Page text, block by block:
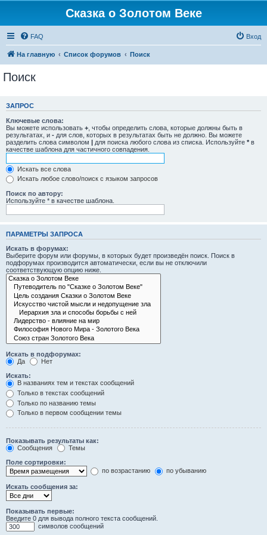
Сказка о Золотом Веке
FAQ Вход
На главную Список форумов Поиск
Поиск
ЗАПРОС
Ключевые слова:
Вы можете использовать + , чтобы определить слова, которые должны быть в
результатах, и - для слов, которых в результатах быть не должно. Вы можете
разделить слова символом | для поиска любого слова из списка. Используйте * в
качестве шаблона для частичного совпадения.
Искать все слова
Искать любое слово/поиск с языком запросов
Поиск по автору:
Используйте * в качестве шаблона.
ПАРАМЕТРЫ ЗАПРОСА
Искать в форумах:
Выберите форум или форумы, в которых будет произведён поиск. Поиск в
подфорумах производится автоматически, если вы не отключили
соответствующую опцию ниже.
Искать в подфорумах:
Да
Нет
Искать:
В названиях тем и текстах сообщений
Только в текстах сообщений
Только по названию темы
Только в первом сообщении темы
Показывать результаты как:
Сообщения
Темы
Поле сортировки:
по возрастанию
по убыванию
Искать сообщения за:
Показывать первые:
Введите 0 для вывода полного текста сообщений.
символов сообщений